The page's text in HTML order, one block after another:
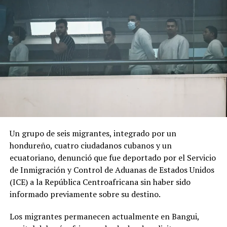
El cambio de Gobierno genera expectativas y
preocupación entre sectores de la población debido al
discurso de seguridad del nuevo presidente.
«Por los anuncios que ha hecho se nota que va a ser
como de una mano fuerte, ojalá que no vaya a haber una
nueva violencia», declaró a AFP Óscar Obando, un
trabajador de 67 años que se dedica a redactar
documentos en las calles de Cali utilizando una máquina
de escribir.
Un grupo de seis migrantes, integrado por un
hondureño, cuatro ciudadanos cubanos y un
ecuatoriano, denunció que fue deportado por el Servicio
de Inmigración y Control de Aduanas de Estados Unidos
(ICE) a la República Centroafricana sin haber sido
informado previamente sobre su destino.
Los migrantes permanecen actualmente en Bangui,